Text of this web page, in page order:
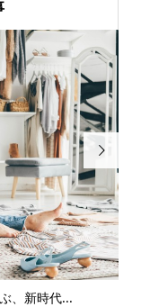
、新時代...
